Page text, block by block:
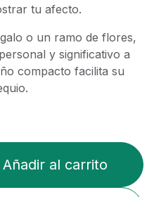
tu afecto.
o un ramo de flores,
y significativo a
compacto facilita su
Añadir al carrito